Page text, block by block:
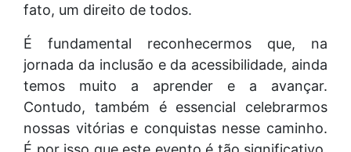
fato, um direito de todos.
É fundamental reconhecermos que, na
jornada da inclusão e da acessibilidade, ainda
temos muito a aprender e a avançar.
Contudo, também é essencial celebrarmos
nossas vitórias e conquistas nesse caminho.